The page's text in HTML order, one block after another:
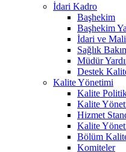
İdari Kadro
Başhekim
Başhekim
İdari ve
Sağlık
Müdür
Destek
Kalite Yönetimi
Kalite
Kalite
Hizmet
Kalite
Bölüm
Komiteler